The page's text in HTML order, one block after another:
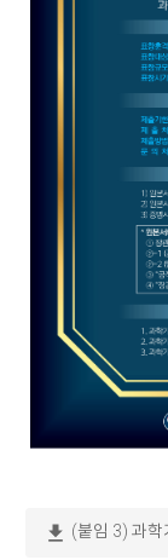
download (붙임 3) 과